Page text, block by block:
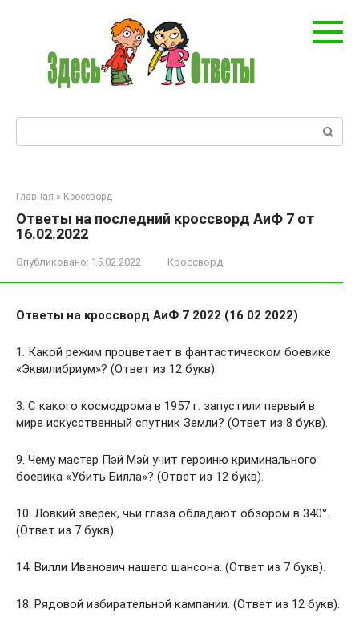
Поиск:
Главная » Кроссворд
Ответы на последний кроссворд АиФ 7 от
16.02.2022
Опубликовано: 15.02.2022 Кроссворд
Ответы на кроссворд АиФ 7 2022 (16 02 2022)
1. Какой режим процветает в фантастическом боевике
«Эквилибриум»? (Ответ из 12 букв).
3. С какого космодрома в 1957 г. запустили первый в
мире искусственный спутник Земли? (Ответ из 8 букв).
9. Чему мастер Пэй Мэй учит героиню криминального
боевика «Убить Билла»? (Ответ из 12 букв).
10. Ловкий зверёк, чьи глаза обладают обзором в 340°.
(Ответ из 7 букв).
14. Вилли Иванович нашего шансона. (Ответ из 7 букв).
18. Рядовой избирательной кампании. (Ответ из 12 букв).